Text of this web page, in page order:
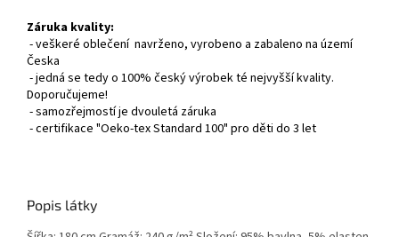
Záruka kvality:
- veškeré oblečení navrženo, vyrobeno a zabaleno na území
Česka
- jedná se tedy o 100% český výrobek té nejvyšší kvality.
Doporučujeme!
- samozřejmostí je dvouletá záruka
- certifikace "Oeko-tex Standard 100" pro děti do 3 let
Popis látky